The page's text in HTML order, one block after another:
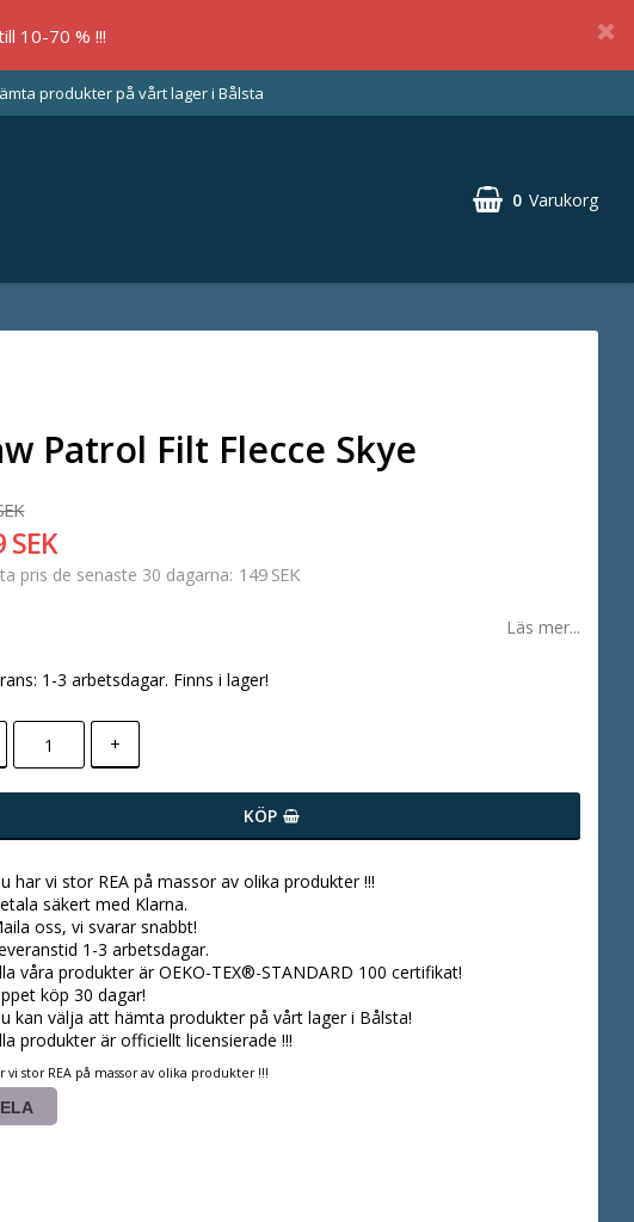
10-70 % !!!
produkter på vårt lager i Bålsta
0 Varukorg
Patrol Filt Flecce Skye
SEK
pris de senaste 30 dagarna 149 SEK
Läs mer...
1-3 arbetsdagar. Finns i lager!
+
KÖP
har vi stor REA på massor av olika produkter !!!
säkert med Klarna.
oss, vi svarar snabbt!
1-3 arbetsdagar.
våra produkter är OEKO-TEX®-STANDARD 100 certifikat!
köp 30 dagar!
kan välja att hämta produkter på vårt lager i Bålsta!
produkter är officiellt licensierade !!!
vi stor REA på massor av olika produkter !!!